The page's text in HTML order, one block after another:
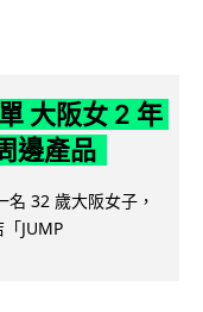
大阪女 2 年
邊產品
32 歲大阪女子，
JUMP